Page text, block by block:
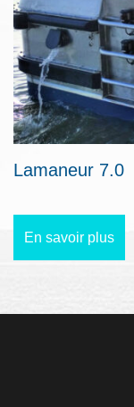
Lamaneur 7.0
En savoir plus